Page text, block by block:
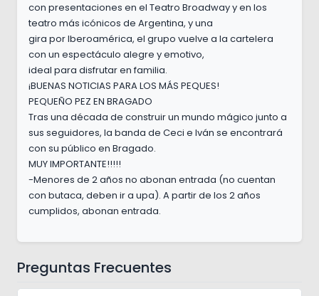
con presentaciones en el Teatro Broadway y en los
teatro más icónicos de Argentina, y una
gira por Iberoamérica, el grupo vuelve a la cartelera
con un espectáculo alegre y emotivo,
ideal para disfrutar en familia.
¡BUENAS NOTICIAS PARA LOS MÁS PEQUES!
PEQUEÑO PEZ EN BRAGADO
Tras una década de construir un mundo mágico junto a
sus seguidores, la banda de Ceci e Iván se encontrará
con su público en Bragado.
MUY IMPORTANTE!!!!!
-Menores de 2 años no abonan entrada (no cuentan
con butaca, deben ir a upa). A partir de los 2 años
cumplidos, abonan entrada.
Preguntas Frecuentes